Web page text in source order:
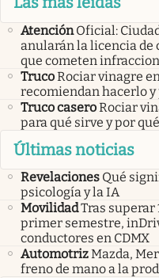
Atención Oficial:
anularán la licencia de
que cometen
TrucoRociar vinagre
recomiendan hacerlo y
Truco caseroRociar
para qué sirve y por
Últimas noticias
Revelaciones Qué
psicología y la IA
MovilidadTras superar
primer semestre,
conductores en CDMX
AutomotrizMazda,
freno de mano a la